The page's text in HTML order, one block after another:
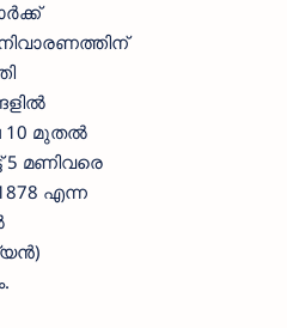
10 മുതൽ
5 മണിവരെ
എന്ന